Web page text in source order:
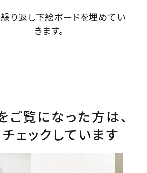
繰り返し下絵ボードを埋めてい
きます。
ご覧になった方は、
ェックしています